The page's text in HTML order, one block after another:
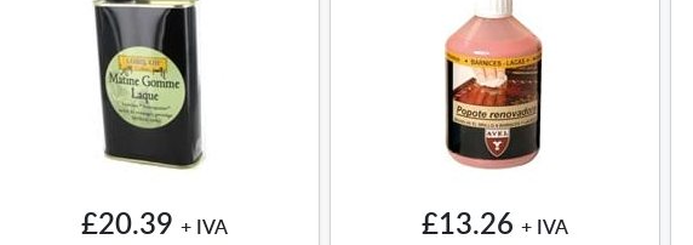
£20.39 + IVA £13.26 + IVA